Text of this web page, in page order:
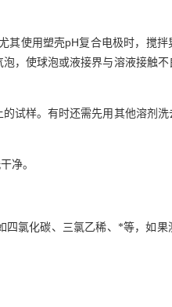
其使用塑壳pH复合电极时，搅拌
，使球泡或液接界与溶液接触
试样。有时还需先用其他溶剂洗
净。
四氯化碳、三氯乙稀、*等，如